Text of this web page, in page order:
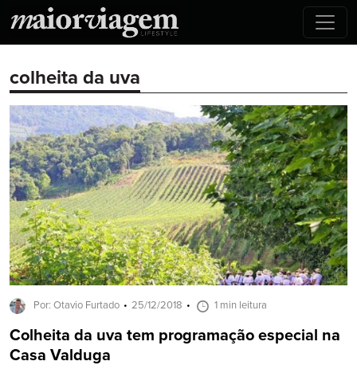
colheita da uva
Por: Otavio Furtado 25/12/2018 1 min leitura
Colheita da uva tem programação especial na
Casa Valduga